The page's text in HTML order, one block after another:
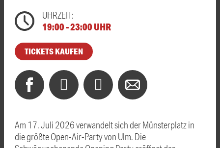
UHRZEIT:
19:00 - 23:00 UHR
TICKETS KAUFEN
Am 17. Juli 2026 verwandelt sich derMünsterplatzin
die größte Open-Air-Party von Ulm. Die